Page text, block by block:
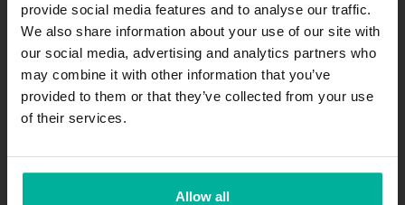
provide social media features and to analyse our traffic.
We also share information about your use of our site with
our social media, advertising and analytics partners who
may combine it with other information that you’ve
provided to them or that they’ve collected from your use
of their services.
Allow all
Företag
Om oss
Jobb
Integritetspolicy